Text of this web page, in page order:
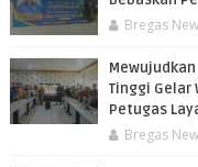
Bregas
Tinggi Gelar
Petugas
Bregas